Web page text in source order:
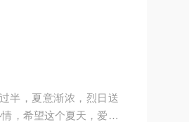
半，夏意渐浓，烈日送
，希望这个夏天，爱与